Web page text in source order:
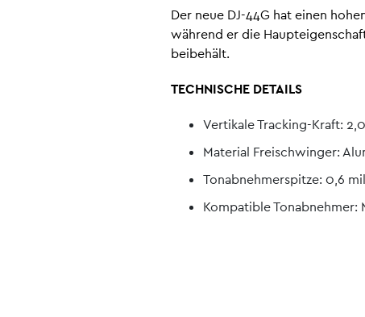
Der neue DJ-44G hat einen
während er die
beibehält.
TECHNISCHE DETAILS
Vertikale Tracking-Kraft:
Material Freischwinger:
Tonabnehmerspitze: 0,6
Kompatible Tonabnehmer: